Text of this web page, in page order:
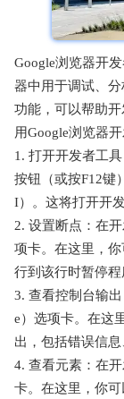
Google浏览器开
器中用于调试、
功能，可以帮助
用Google浏览器
1. 打开开发者工
按钮（或按F12键
I）。这将打开开
2. 设置断点：在
项卡。在这里，
行到该行时暂停程
3. 查看控制台输
e）选项卡。在这
出，包括错误信息
4. 查看元素：在
卡。在这里，你